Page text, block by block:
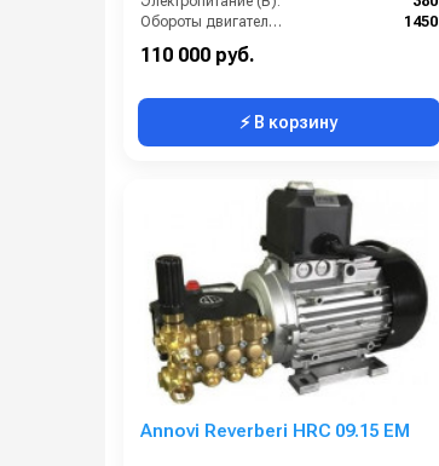
Обороты двигателя (об/мин):
1450
Напряжение, В:
110 000 руб.
⚡ В корзину
Annovi Reverberi HRC 09.15 EM